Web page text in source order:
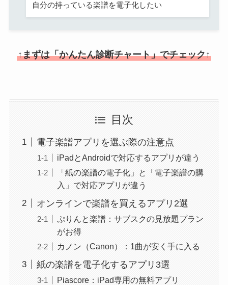
自分の持っている楽譜を電子化したい
↑まずは「かんたん診断チャート」でチェック↑
目次
電子楽譜アプリを選ぶ際の注意点
iPadとAndroidで対応するアプリが違う
「紙の楽譜の電子化」と「電子楽譜の購
入」で対応アプリが違う
オンラインで楽譜を買えるアプリ2選
ぷりんと楽譜：サブスクの見放題プラン
がお得
カノン（Canon）：1曲が安く手に入る
紙の楽譜を電子化するアプリ3選
Piascore：iPad専用の無料アプリ